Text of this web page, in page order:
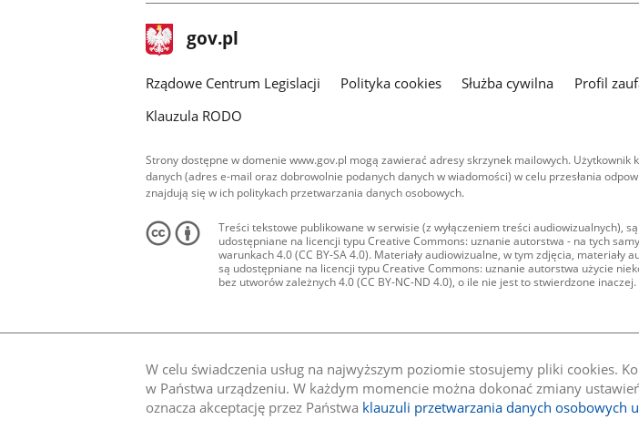
W celu świadczenia usług na najwyższym poziomie stosujemy pliki cookies.
w Państwa urządzeniu. W każdym momencie można dokonać zmiany
oznacza akceptację przez Państwa klauzuli przetwarzania danych osobowych
stopka
gov.pl Strona
gov.pl
Rządowe Centrum Legislacji Polityka cookies Służba cywilna Profil
Klauzula RODO
Strony dostępne w domenie www.gov.pl mogą zawierać adresy skrzynek mailowych.
danych (adres e-mail oraz dobrowolnie podanych danych w wiadomości) w celu przesłania
znajdują się w ich politykach przetwarzania danych osobowych.
Treści tekstowe publikowane w serwisie (z wyłączeniem treści audiowizualnych), są
udostępniane na licencji typu Creative Commons: uznanie autorstwa - na tych
warunkach 4.0 (CC BY-SA 4.0). Materiały audiowizualne, w tym zdjęcia, materiały
są udostępniane na licencji typu Creative Commons: uznanie autorstwa użycie
bez utworów zależnych 4.0 (CC BY-NC-ND 4.0), o ile nie jest to stwierdzone inaczej.